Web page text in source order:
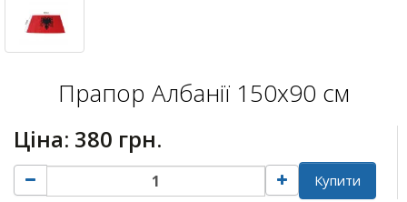
Прапор Албанії 150х90 см
Ціна: 380 грн.
Купити